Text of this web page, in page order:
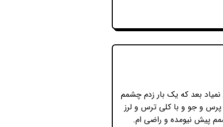
بعد که یک بار زدم چشمم
و جو و با کلی ترس و لرز
پیش نیومده و راضی ام.